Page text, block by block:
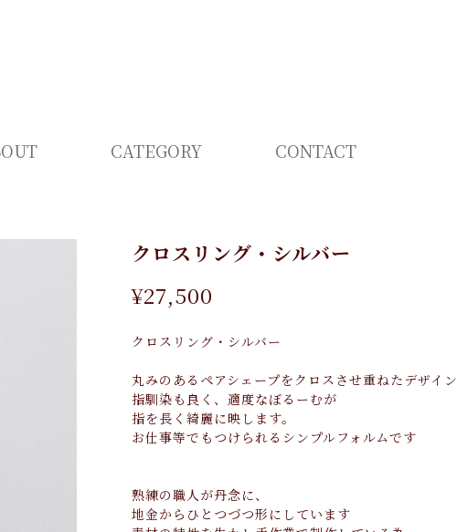
CATEGORY CONTACT
クロスリング・シルバー
¥27,500
クロスリング・シルバー
丸みのあるペアシェープをクロスさせ重ねたデザイン
指馴染も良く、適度なぼるーむが
指を長く綺麗に映します。
お仕事等でもつけられるシンプルフォルムです
熟練の職人が丹念に、
地金からひとつづつ形にしています